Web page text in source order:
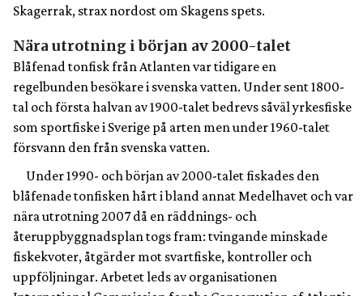
Skagerrak, strax nordost om Skagens spets.
Nära utrotning i början av 2000-talet
Blåfenad tonfisk från Atlanten var tidigare en
regelbunden besökare i svenska vatten. Under sent 1800-
tal och första halvan av 1900-talet bedrevs såväl yrkesfiske
som sportfiske i Sverige på arten men under 1960-talet
försvann den från svenska vatten.
Under 1990- och början av 2000-talet fiskades den
blåfenade tonfisken hårt i bland annat Medelhavet och var
nära utrotning 2007 då en räddnings- och
återuppbyggnadsplan togs fram: tvingande minskade
fiskekvoter, åtgärder mot svartfiske, kontroller och
uppföljningar. Arbetet leds av organisationen